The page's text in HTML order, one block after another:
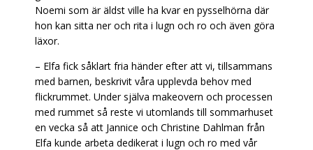
Noemi som är äldst ville ha kvar en pysselhörna där
hon kan sitta ner och rita i lugn och ro och även göra
läxor.
– Elfa fick såklart fria händer efter att vi, tillsammans
med barnen, beskrivit våra upplevda behov med
flickrummet. Under själva makeovern och processen
med rummet så reste vi utomlands till sommarhuset
en vecka så att Jannice och Christine Dahlman från
Elfa kunde arbeta dedikerat i lugn och ro med vår